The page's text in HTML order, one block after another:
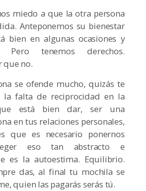
miedo a que la otra persona
Anteponemos su bienestar
bien en algunas ocasiones y
Pero tenemos derechos.
que no.
se ofende mucho, quizás te
la falta de reciprocidad en la
está bien dar, ser una
en tus relaciones personales,
que es necesario ponernos
eso tan abstracto e
es la autoestima. Equilibrio.
das, al final tu mochila se
quien las pagarás serás tú.